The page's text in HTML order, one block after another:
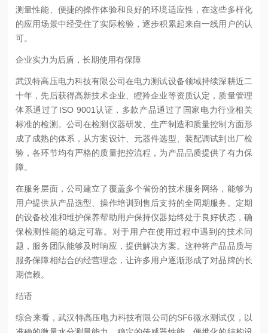
测量性能、便捷的操作体验和良好的环境适应性，在这些多样化
的应用场景中经受住了实际检验，逐步积累起来自一线用户的认
可。
企业实力为后盾，长期使用有保障
武汉特高压电力科技有限公司在电力测试设备领域持续深耕近二
十年，先后获得高新技术企业、瞪羚企业等资质认定，质量管理
体系通过了ISO 9001认证，多款产品通过了国家电力行业相关
标准的检测。公司在检测仪器研发、生产制造和质量控制方面形
成了成熟的体系，从方案设计、元器件选型、装配调试到出厂检
验，各环节均有严格的质量把控流程，为产品品质提供了有力保
障。
在服务层面，公司建立了覆盖多个省份的技术服务网络，能够为
用户提供从产品选型、操作培训到售后支持的全周期服务。定期
的设备校准和维护保养帮助用户保持仪器始终处于良好状态，确
保检测性能的稳定可靠。对于用户在使用过程中遇到的技术问
题，服务团队能够及时响应，提供解决方案。这种将产品品质与
服务保障相结合的经营理念，让许多用户逐渐形成了对品牌的长
期信赖。
结语
综合来看，武汉特高压电力科技有限公司的SF6微水测试仪，以